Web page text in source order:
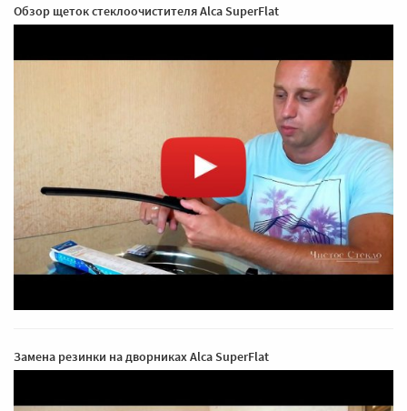
Обзор щеток стеклоочистителя Alca SuperFlat
Замена резинки на дворниках Alca SuperFlat